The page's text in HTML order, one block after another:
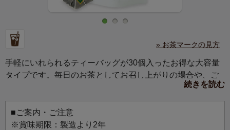
» お茶マークの見方
手軽にいれられるティーバッグが30個入ったお得な大容量
タイプです。毎日のお茶としてお召し上がりの場合や、ご
濃厚なカシスの香りと甘酸っぱいブルーベリーがすっきり
とした味わいのお茶にぴったり。
続きを読む
■ご案内・ご注意
※賞味期限：製造より2年